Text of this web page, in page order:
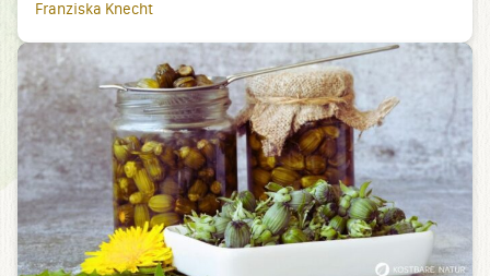
Franziska Knecht